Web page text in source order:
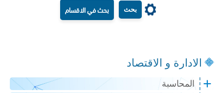
بحث
الادارة و الاقتصاد
المحاسبة